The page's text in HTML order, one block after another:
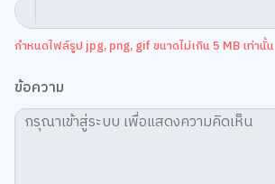
กำหนดไฟล์รูป jpg, png, gif ขนาดไม่เกิน 5 MB เท่านั้น
ข้อความ